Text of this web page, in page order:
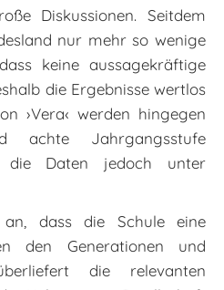
Diskussionen. Seitdem
nur mehr so wenige
keine aussagekräftige
die Ergebnisse wertlos
›Vera‹ werden hingegen
Jahrgangsstufe
die Daten jedoch unter
dass die Schule eine
den Generationen und
die relevanten